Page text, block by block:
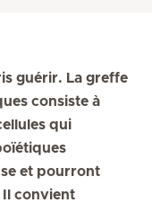
guérir. La greffe
consiste à
qui
et pourront
Il convient